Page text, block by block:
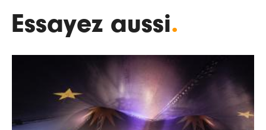
Essayez aussi.